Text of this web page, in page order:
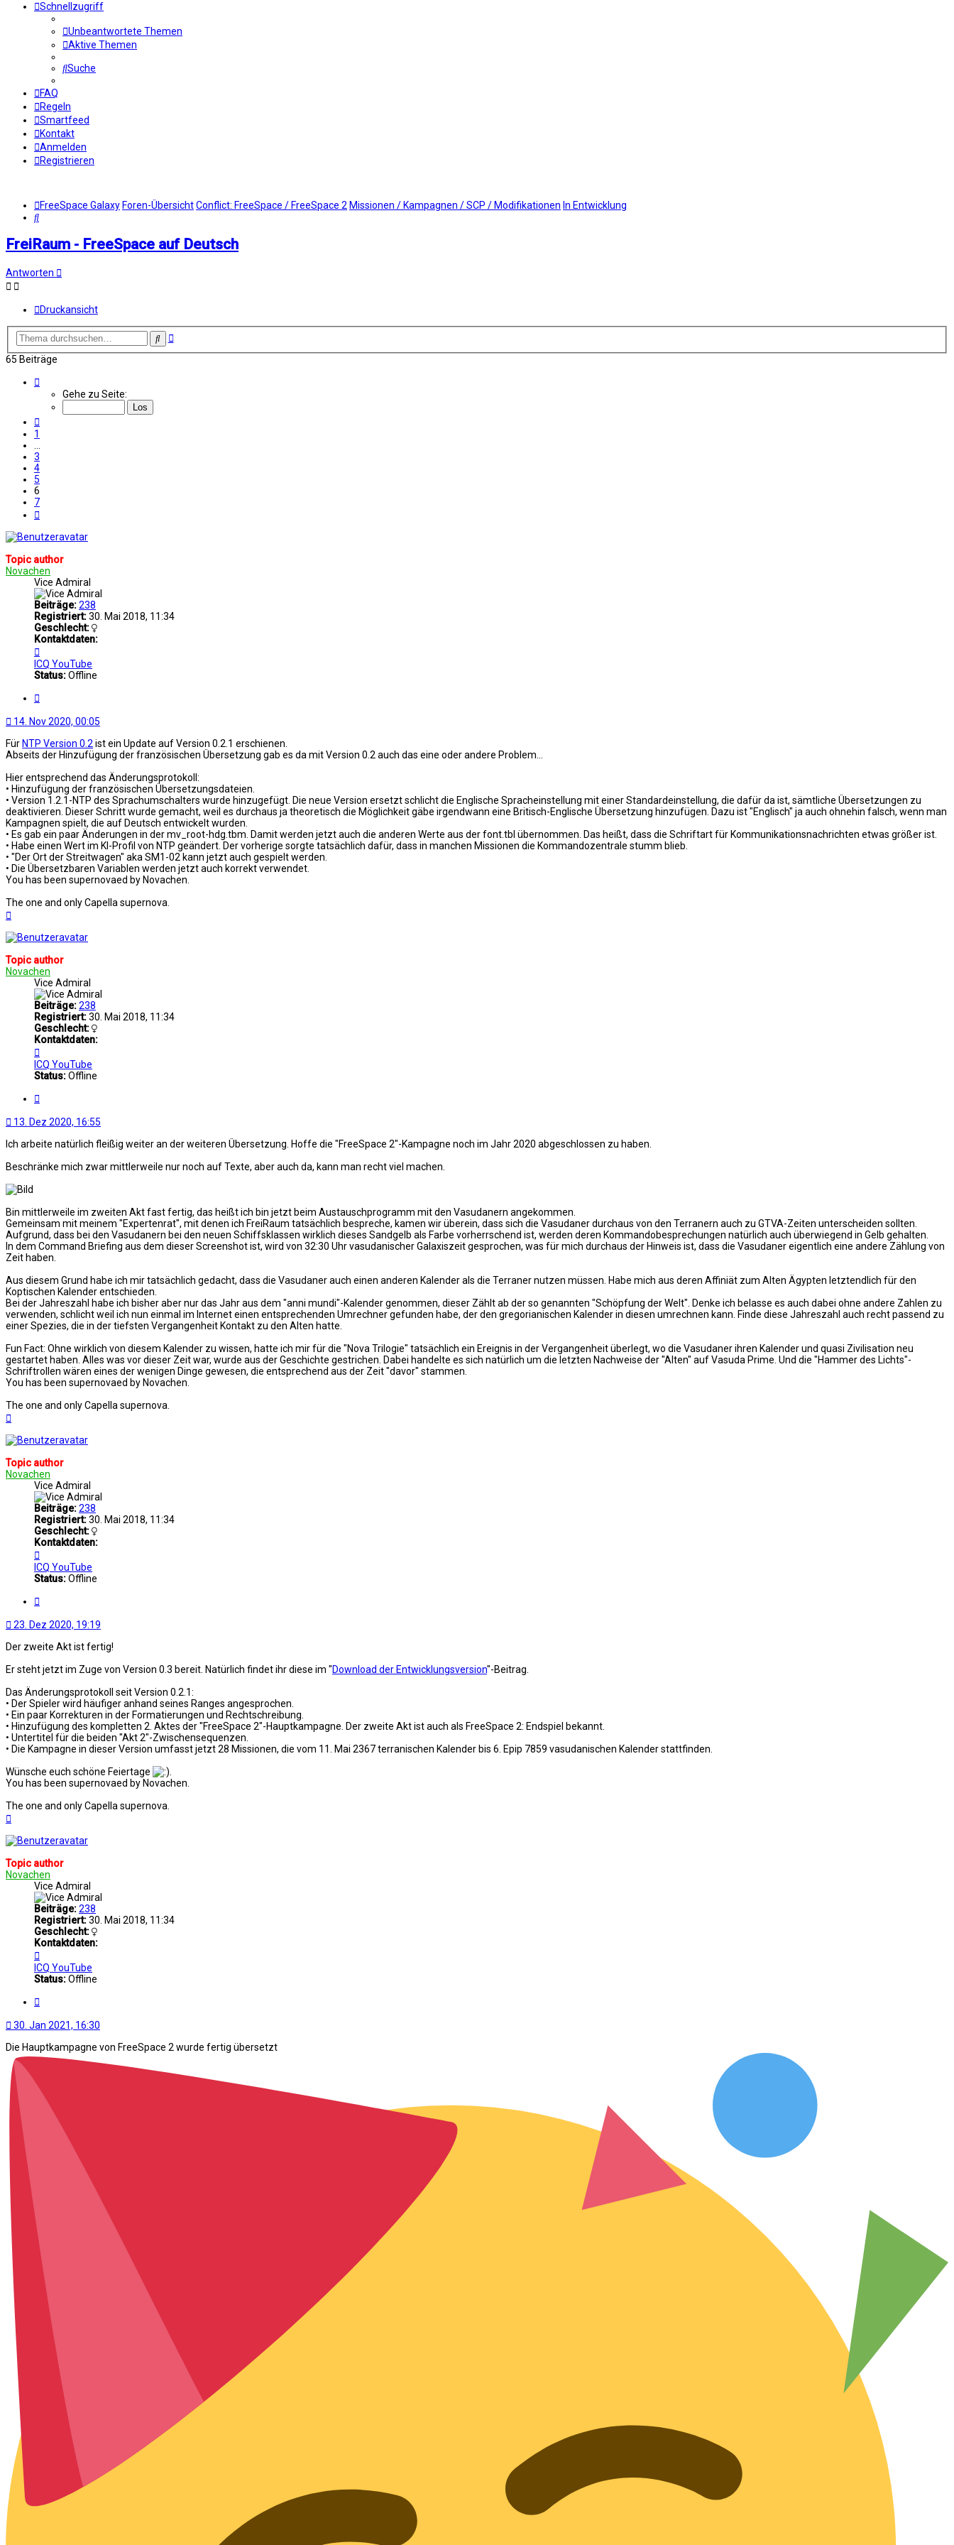
Schnellzugriff
Unbeantwortete Themen
Aktive Themen
Suche
FAQ
Regeln
Smartfeed
Kontakt
Anmelden
Registrieren
FreeSpace Galaxy Foren-ÜbersichtConflict: FreeSpace / FreeSpace 2 Missionen / Kampagnen / SCP / Modifikationen In Entwicklung
Suche
FreiRaum - FreeSpace auf Deutsch
Antworten
Druckansicht
SucheErweiterte
65 Beiträge
von
Gehe zu Seite:
1
…
3
4
5
6
7
Topic author
Novachen
Vice Admiral
Beiträge:238
Registriert:30. Mai 2018, 11:34
Geschlecht:
Kontaktdaten:
von
Novachen
ICQ YouTube
Status:Offline
14. Nov 2020, 00:05
Für NTP Version 0.2ist ein Update auf Version 0.2.1 erschienen.
Abseits der Hinzufügung der französischen Übersetzung gab es da mit Version 0.2 auch das eine oder andere Problem...
Hier entsprechend das Änderungsprotokoll:
• Hinzufügung der französischen Übersetzungsdateien.
• Version 1.2.1-NTP des Sprachumschalters wurde hinzugefügt. Die neue Version ersetzt schlicht die Englische Spracheinstellung mit einer Standardeinstellung, die dafür da ist, sämtliche Übersetzungen zu
deaktivieren. Dieser Schritt wurde gemacht, weil es durchaus ja theoretisch die Möglichkeit gäbe irgendwann eine Britisch-Englische Übersetzung hinzufügen. Dazu ist "Englisch" ja auch ohnehin falsch, wenn man
Kampagnen spielt, die auf Deutsch entwickelt wurden.
• Es gab ein paar Änderungen in der mv_root-hdg.tbm. Damit werden jetzt auch die anderen Werte aus der font.tbl übernommen. Das heißt, dass die Schriftart für Kommunikationsnachrichten etwas größer ist.
• Habe einen Wert im KI-Profil von NTP geändert. Der vorherige sorgte tatsächlich dafür, dass in manchen Missionen die Kommandozentrale stumm blieb.
• "Der Ort der Streitwagen" aka SM1-02 kann jetzt auch gespielt werden.
• Die Übersetzbaren Variablen werden jetzt auch korrekt verwendet.
You has been supernovaed by Novachen.
The one and only Capella supernova.
Topic author
Novachen
Vice Admiral
Beiträge:238
Registriert:30. Mai 2018, 11:34
Geschlecht:
Kontaktdaten:
von
Novachen
ICQ YouTube
Status:Offline
13. Dez 2020, 16:55
Ich arbeite natürlich fleißig weiter an der weiteren Übersetzung. Hoffe die "FreeSpace 2"-Kampagne noch im Jahr 2020 abgeschlossen zu haben.
Beschränke mich zwar mittlerweile nur noch auf Texte, aber auch da, kann man recht viel machen.
Bin mittlerweile im zweiten Akt fast fertig, das heißt ich bin jetzt beim Austauschprogramm mit den Vasudanern angekommen.
Gemeinsam mit meinem "Expertenrat", mit denen ich FreiRaum tatsächlich bespreche, kamen wir überein, dass sich die Vasudaner durchaus von den Terranern auch zu GTVA-Zeiten unterscheiden sollten.
Aufgrund, dass bei den Vasudanern bei den neuen Schiffsklassen wirklich dieses Sandgelb als Farbe vorherrschend ist, werden deren Kommandobesprechungen natürlich auch überwiegend in Gelb gehalten.
In dem Command Briefing aus dem dieser Screenshot ist, wird von 32:30 Uhr vasudanischer Galaxiszeit gesprochen, was für mich durchaus der Hinweis ist, dass die Vasudaner eigentlich eine andere Zählung von
Zeit haben.
Aus diesem Grund habe ich mir tatsächlich gedacht, dass die Vasudaner auch einen anderen Kalender als die Terraner nutzen müssen. Habe mich aus deren Affiniät zum Alten Ägypten letztendlich für den
Koptischen Kalender entschieden.
Bei der Jahreszahl habe ich bisher aber nur das Jahr aus dem "anni mundi"-Kalender genommen, dieser Zählt ab der so genannten "Schöpfung der Welt". Denke ich belasse es auch dabei ohne andere Zahlen zu
verwenden, schlicht weil ich nun einmal im Internet einen entsprechenden Umrechner gefunden habe, der den gregorianischen Kalender in diesen umrechnen kann. Finde diese Jahreszahl auch recht passend zu
einer Spezies, die in der tiefsten Vergangenheit Kontakt zu den Alten hatte.
Fun Fact: Ohne wirklich von diesem Kalender zu wissen, hatte ich mir für die "Nova Trilogie" tatsächlich ein Ereignis in der Vergangenheit überlegt, wo die Vasudaner ihren Kalender und quasi Zivilisation neu
gestartet haben. Alles was vor dieser Zeit war, wurde aus der Geschichte gestrichen. Dabei handelte es sich natürlich um die letzten Nachweise der "Alten" auf Vasuda Prime. Und die "Hammer des Lichts"-
Schriftrollen wären eines der wenigen Dinge gewesen, die entsprechend aus der Zeit "davor" stammen.
You has been supernovaed by Novachen.
The one and only Capella supernova.
Topic author
Novachen
Vice Admiral
Beiträge:238
Registriert:30. Mai 2018, 11:34
Geschlecht:
Kontaktdaten:
von
Novachen
ICQ YouTube
Status:Offline
23. Dez 2020, 19:19
Der zweite Akt ist fertig!
Er steht jetzt im Zuge von Version 0.3 bereit. Natürlich findet ihr diese im "Download der Entwicklungsversion"-Beitrag.
Das Änderungsprotokoll seit Version 0.2.1:
• Der Spieler wird häufiger anhand seines Ranges angesprochen.
• Ein paar Korrekturen in der Formatierungen und Rechtschreibung.
• Hinzufügung des kompletten 2. Aktes der "FreeSpace 2"-Hauptkampagne. Der zweite Akt ist auch als FreeSpace 2: Endspiel bekannt.
• Untertitel für die beiden "Akt 2"-Zwischensequenzen.
• Die Kampagne in dieser Version umfasst jetzt 28 Missionen, die vom 11. Mai 2367 terranischen Kalender bis 6. Epip 7859 vasudanischen Kalender stattfinden.
Wünsche euch schöne Feiertage
.
You has been supernovaed by Novachen.
The one and only Capella supernova.
Topic author
Novachen
Vice Admiral
Beiträge:238
Registriert:30. Mai 2018, 11:34
Geschlecht:
Kontaktdaten:
von
Novachen
ICQ YouTube
Status:Offline
30. Jan 2021, 16:30
Die Hauptkampagne von FreeSpace 2 wurde fertig übersetzt